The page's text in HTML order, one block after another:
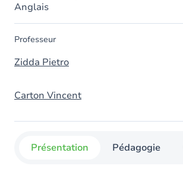
Anglais
Professeur
Zidda Pietro
Carton Vincent
Présentation Pédagogie